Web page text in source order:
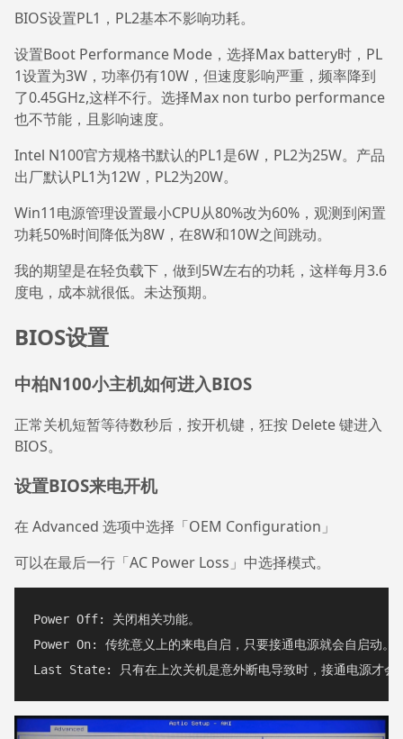
BIOS设置PL1，PL2基本不影响功耗。
设置Boot Performance Mode，选择Max battery时，PL
1设置为3W，功率仍有10W，但速度影响严重，频率降到
了0.45GHz,这样不行。选择Max non turbo performance
也不节能，且影响速度。
Intel N100官方规格书默认的PL1是6W，PL2为25W。产品
出厂默认PL1为12W，PL2为20W。
Win11电源管理设置最小CPU从80%改为60%，观测到闲置
功耗50%时间降低为8W，在8W和10W之间跳动。
我的期望是在轻负载下，做到5W左右的功耗，这样每月3.6
度电，成本就很低。未达预期。
BIOS设置
中柏N100小主机如何进入BIOS
正常关机短暂等待数秒后，按开机键，狂按 Delete 键进入
BIOS。
设置BIOS来电开机
在 Advanced 选项中选择「OEM Configuration」
可以在最后一行「AC Power Loss」中选择模式。
Power Off: 关闭相关功能。
Power On: 传统意义上的来电自启，只要接通电源就会自启动。